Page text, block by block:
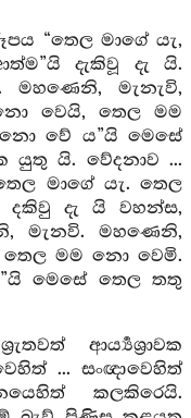
“තෙල මාගේ යැ,
දැකිවූ දැ යි.
මැනැවි,
වෙයි, තෙල මම
වේ ය”යි මෙසේ
යි. වේදනාව ...
මාගේ යැ. තෙල
දැ යි වහන්ස,
මැනවි. මහණෙනි,
තෙල මම නො වෙමි.
මෙසේ තෙල තතු
ආර්‍ය්‍යශ්‍රාවක
... සංඥාවෙහිත්
කලකිරෙයි.